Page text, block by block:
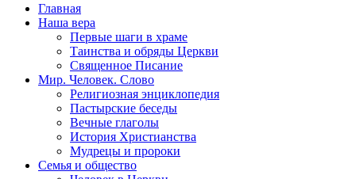
Главная
Наша вера
Первые шаги в храме
Таинства и обряды Церкви
Священное Писание
Мир. Человек. Слово
Религиозная энциклопедия
Пастырские беседы
Вечные глаголы
История Христианства
Мудрецы и пророки
Семья и общество